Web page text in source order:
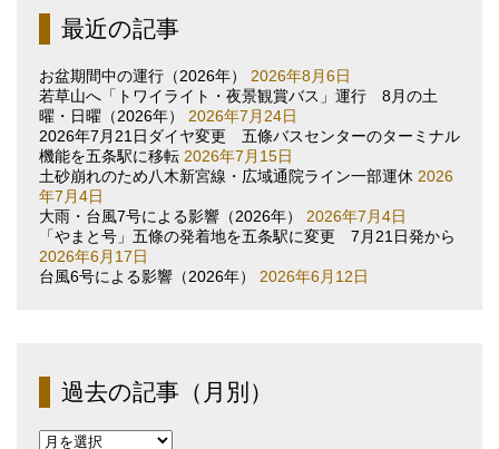
最近の記事
お盆期間中の運行（2026年）
2026年8月6日
若草山へ「トワイライト・夜景観賞バス」運行 8月の土
曜・日曜（2026年）
2026年7月24日
2026年7月21日ダイヤ変更 五條バスセンターのターミナル
機能を五条駅に移転 2026年7月15日
土砂崩れのため八木新宮線・広域通院ライン一部運休 2026
年7月4日
大雨・台風7号による影響（2026年）
2026年7月4日
「やまと号」五條の発着地を五条駅に変更 7月21日発から
2026年6月17日
台風6号による影響（2026年）
2026年6月12日
過去の記事（月別）
過